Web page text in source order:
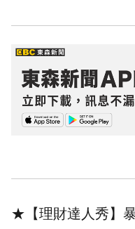
★【理財達人秀】